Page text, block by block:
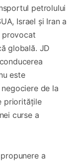
petrolului
Israel și Iran a
provocat
globală. JD
este
de la
prioritățile
curse a
a